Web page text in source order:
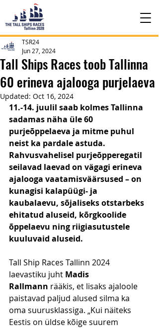
Tall Ships Races toob Tallinna
60 erineva ajalooga purjelaeva
TSR24
Jun 27, 2024
Updated: Oct 16, 2024
11.-14. juulil saab kolmes Tallinna
sadamas näha üle 60
purjeõppelaeva ja mitme puhul
neist ka pardale astuda.
Rahvusvahelisel purjeõpperegatil
seilavad laevad on vägagi erineva
ajalooga vaatamisväärsused – on
kunagisi kalapüügi- ja
kaubalaevu, sõjaliseks otstarbeks
ehitatud aluseid, kõrgkoolide
õppelaevu ning riigiasutustele
kuuluvaid aluseid.
Tall Ship Races Tallinn 2024
laevastiku juht Madis
Rallmann rääkis, et lisaks ajaloole
paistavad paljud alused silma ka
oma suurusklassiga. „Kui näiteks
Eestis on üldse kõige suurem